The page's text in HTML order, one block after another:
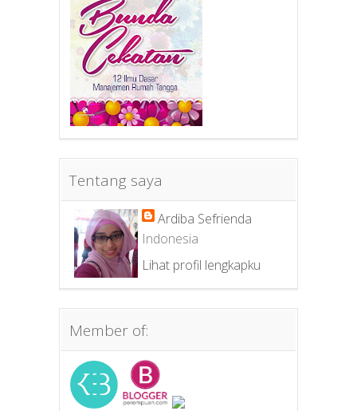
Tentang saya
Ardiba Sefrienda
Indonesia
Lihat profil lengkapku
Member of: